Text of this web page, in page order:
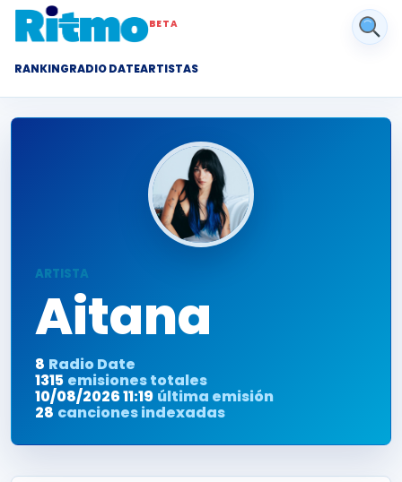
BETA
RANKINGRADIO DATEARTISTAS
ARTISTA
Aitana
8 Radio Date
1315 emisiones totales
10/08/2026 11:19 última emisión
28 canciones indexadas